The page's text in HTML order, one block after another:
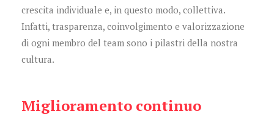
crescita individuale e, in questo modo, collettiva.
Infatti, trasparenza, coinvolgimento e valorizzazione
di ogni membro del team sono i pilastri della nostra
cultura.
Miglioramento continuo